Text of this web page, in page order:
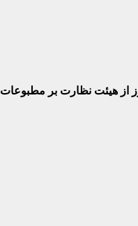
از هیئت نظارت بر مطبوعات